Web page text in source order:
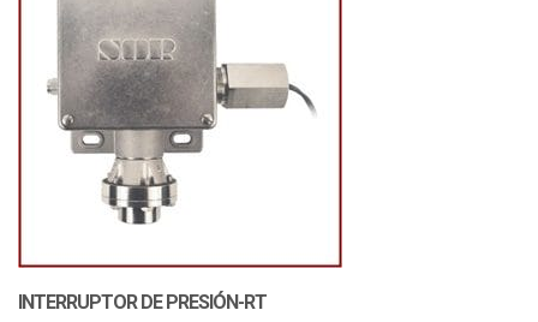
INTERRUPTOR DE PRESIÓN-RT